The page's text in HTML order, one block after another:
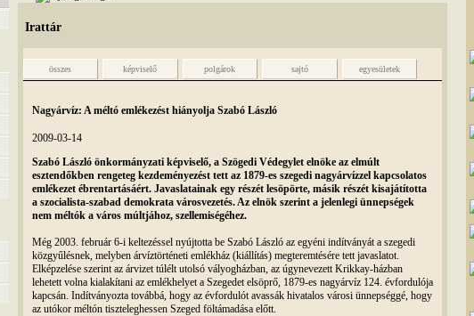
Irattár
összes képviselő polgárok sajtó egyesületek
Nagyárvíz: A méltó emlékezést hiányolja Szabó László
2009-03-14
Szabó László önkormányzati képviselő, a Szögedi Védegylet elnöke az elmúlt
esztendőkben rengeteg kezdeményezést tett az 1879-es szegedi nagyárvízzel kapcsolatos
emlékezet ébrentartásáért. Javaslatainak egy részét lesöpörte, másik részét kisajátította
a szocialista-szabad demokrata városvezetés. Az elnök szerint a jelenlegi ünnepségek
nem méltók a város múltjához, szellemiségéhez.
Még 2003. február 6-i keltezéssel nyújtotta be Szabó László az egyéni indítványát a szegedi
közgyűlésnek, melyben árvíztörténeti emlékház (kiállítás) megteremtésére tett javaslatot.
Elképzelése szerint az árvizet túlélt utolsó vályogházban, az úgynevezett Krikkay-házban
lehetett volna kialakítani az emlékhelyet a Szegedet elsöprő, 1879-es nagyárvíz 124. évfordulója
kapcsán. Indítványozta továbbá, hogy az évfordulót avassák hivatalos városi ünnepséggé, hogy
az utókor méltón tiszteleghessen Szeged föltámadása előtt.